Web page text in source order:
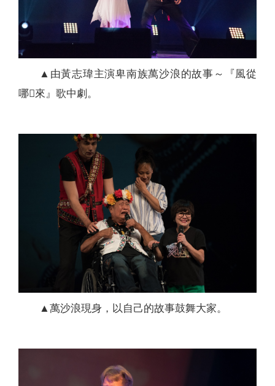
▲由黃志瑋主演卑南族萬沙浪的故事～『風從
哪來』歌中劇。
▲萬沙浪現身，以自己的故事鼓舞大家。